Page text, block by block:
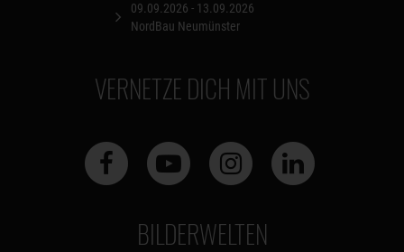
09.09.2026 - 13.09.2026
NordBau Neumünster
VERNETZE DICH MIT UNS
BILDERWELTEN